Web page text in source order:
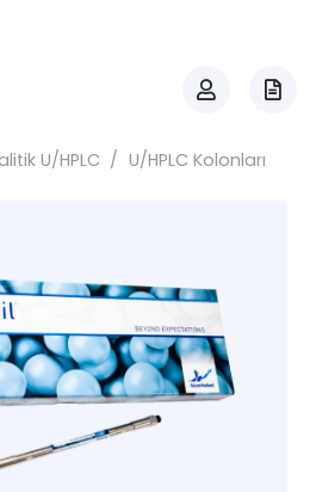
U/HPLC / U/HPLC Kolonları